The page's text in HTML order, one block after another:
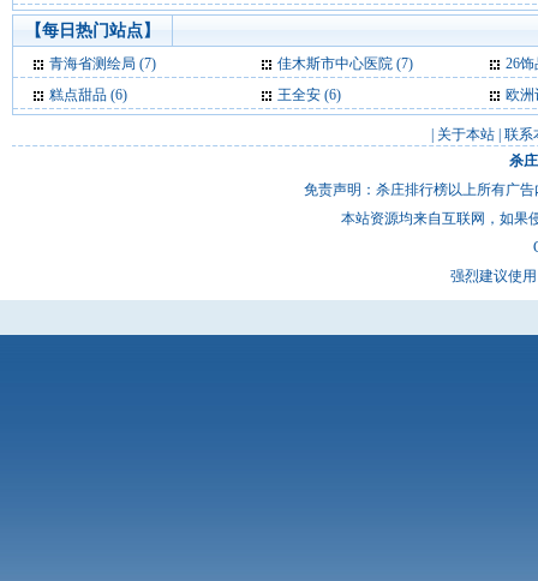
【每日热门站点】
青海省测绘局 (7) 佳木斯市中心医院 (7)
26
糕点甜品 (6) 王全安 (6) 欧洲
关于本站 联系
杀
免责声明：杀庄排行榜以上所有广
本站资源均来自互联网，如果
强烈建议使